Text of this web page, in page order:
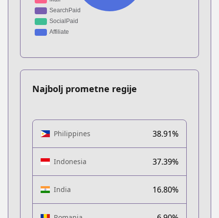
Najbolj prometne regije
Philippines 38.91%
Indonesia 37.39%
India 16.80%